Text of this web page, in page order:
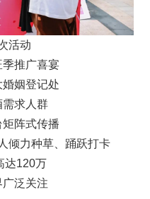
活动
推广喜宴
姻登记处
需求人群
阵式传播
倾力种草、踊跃打卡
达120万
泛关注